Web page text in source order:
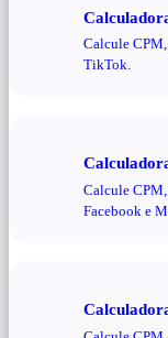
Calcule CPM,
TikTok.
Calcule CPM,
Facebook e